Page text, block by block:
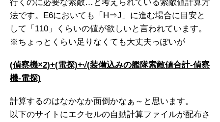
行くのに必要な索敵…と考えられている索敵値計算方
法です。E6においても「H⇒J」に進む場合に目安と
して「110」くらいの値が欲しいと言われています。
※ちょっとくらい足りなくても大丈夫っぽいが
(偵察機×2)+(電探)+√(装備込みの艦隊索敵値合計-偵察
機-電探)
計算するのはなかなか面倒かなぁ～と思います。
以下のサイトにエクセルの自動計算ファイルが配布さ